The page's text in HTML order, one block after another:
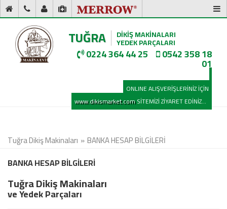
TUĞRA DİKİŞ MAKİNALARI
YEDEK PARÇALARI
0224 364 44 25 0542 358 18
01
ONLINE ALIŞVERİŞLERİNİZ İÇİN
www.dikismarket.comSİTEMİZİ ZİYARET EDİNİZ...
Tuğra Dikiş Makinaları BANKA HESAP BİLGİLERİ
BANKA HESAP BİLGİLERİ
Tuğra Dikiş Makinaları
ve Yedek Parçaları